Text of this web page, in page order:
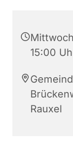
15:00
Rauxel